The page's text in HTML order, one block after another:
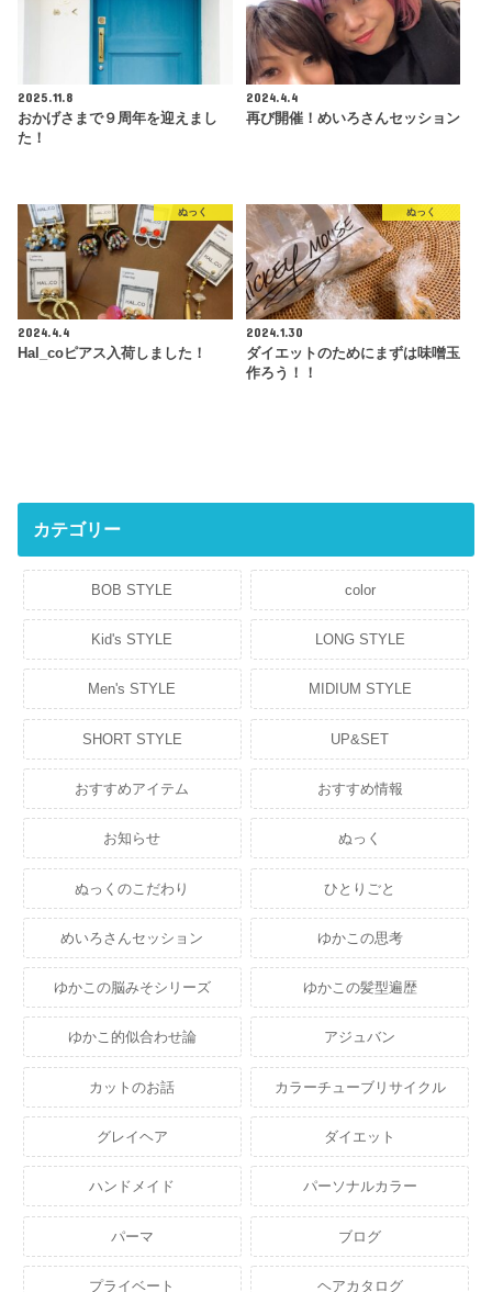
2025.11.8
おかげさまで９周年を迎えまし
た！
2024.4.4
再び開催！めいろさんセッション
ぬっく
2024.4.4
Hal_coピアス入荷しました！
ぬっく
2024.1.30
ダイエットのためにまずは味噌玉
作ろう！！
カテゴリー
BOB STYLE color
Kid's STYLE LONG STYLE
Men's STYLE MIDIUM STYLE
SHORT STYLE UP&SET
おすすめアイテム おすすめ情報
お知らせ ぬっく
ぬっくのこだわり ひとりごと
めいろさんセッション ゆかこの思考
ゆかこの脳みそシリーズ ゆかこの髪型遍歴
ゆかこ的似合わせ論 アジュバン
カットのお話 カラーチューブリサイクル
グレイヘア ダイエット
ハンドメイド パーソナルカラー
パーマ ブログ
プライベート ヘアカタログ